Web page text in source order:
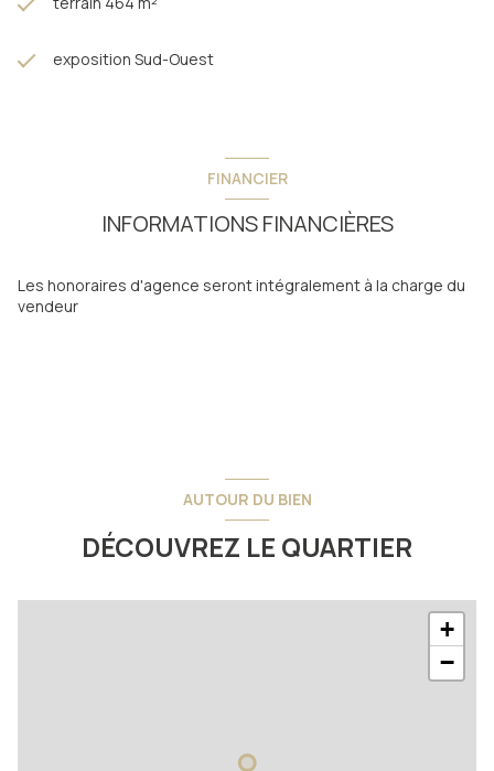
exposition Sud-Ouest
FINANCIER
INFORMATIONS FINANCIÈRES
Les honoraires d'agence seront intégralement à la charge du
vendeur
AUTOUR DU BIEN
DÉCOUVREZ LE QUARTIER
+
−